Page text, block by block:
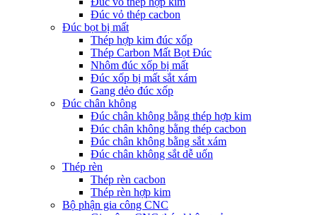
Đúc vỏ thép cacbon
Đúc bọt bị mất
Thép hợp kim đúc xốp
Thép Carbon Mất Bọt Đúc
Nhôm đúc xốp bị mất
Đúc xốp bị mất sắt xám
Gang dẻo đúc xốp
Đúc chân không
Đúc chân không bằng thép hợp kim
Đúc chân không bằng thép cacbon
Đúc chân không bằng sắt xám
Đúc chân không sắt dễ uốn
Thép rèn
Thép rèn cacbon
Thép rèn hợp kim
Bộ phận gia công CNC